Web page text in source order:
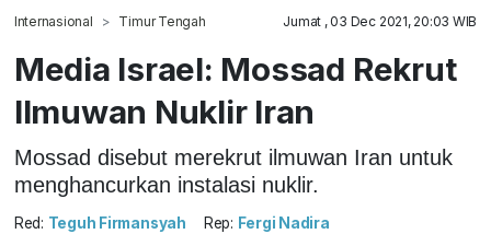
Internasional Timur Tengah Jumat , 03 Dec 2021, 20:03 WIB
Media Israel: Mossad Rekrut
Ilmuwan Nuklir Iran
Mossad disebut merekrut ilmuwan Iran untuk
menghancurkan instalasi nuklir.
Red: Teguh Firmansyah Rep: Fergi Nadira